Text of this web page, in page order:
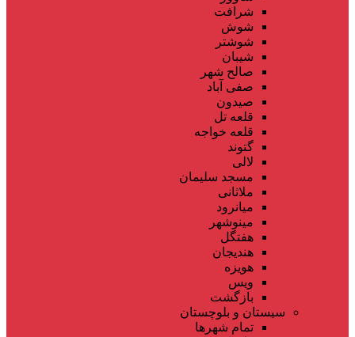
شرافت
شوش
شوشتر
شیبان
صالح شهر
صفی آباد
صیدون
قلعه تل
قلعه خواجه
گتوند
لالی
مسجد سلیمان
ملاثانی
میانرود
مینوشهر
هفتگل
هندیجان
هویزه
ویس
بازگشت
سیستان و بلوچستان
تمام شهر‌ها